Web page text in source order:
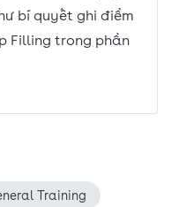
bí quyết ghi điểm
Filling trong phần
Training